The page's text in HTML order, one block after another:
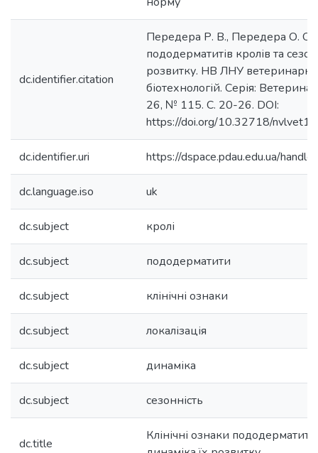
dc.identifier.citation
Передера Р. В., Передера О. О.
пододерматитів кролів та
розвитку. НВ ЛНУ
біотехнологій. Серія:
26, № 115. С. 20-26. DOI:
https://doi.org/10.32718/
dc.identifier.uri https://dspace.pdau.edu.ua/
dc.language.iso uk
dc.subject кролі
dc.subject пододерматити
dc.subject клінічні ознаки
dc.subject локалізація
dc.subject динаміка
dc.subject сезонність
dc.title
Клінічні ознаки